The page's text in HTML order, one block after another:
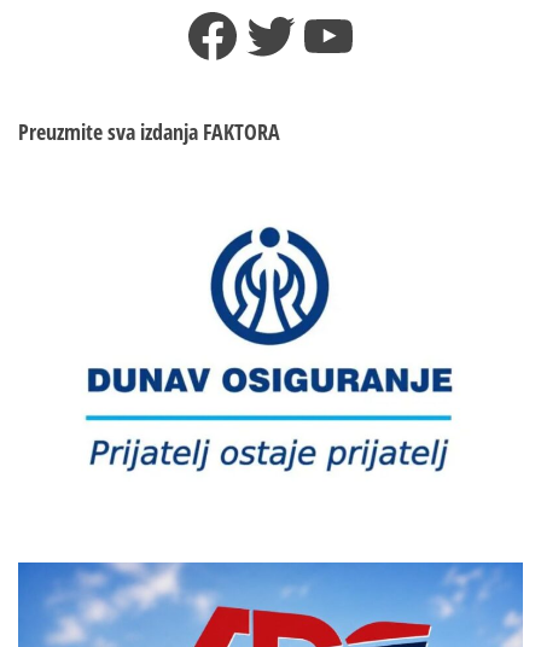
Facebook
TwitterYouTube
Preuzmite sva izdanja FAKTORA